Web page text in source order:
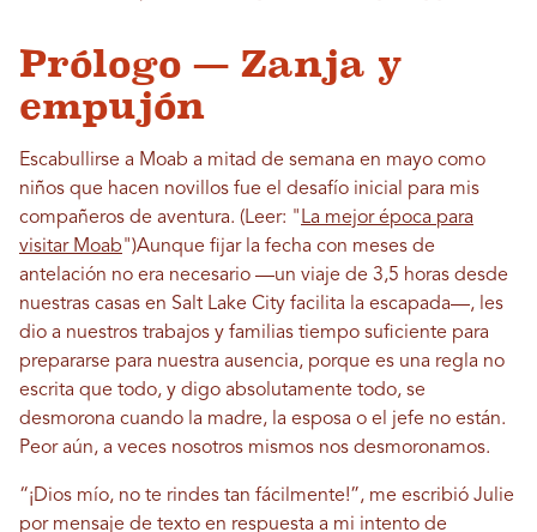
Prólogo — Zanja y
empujón
Escabullirse a Moab a mitad de semana en mayo como
niños que hacen novillos fue el desafío inicial para mis
compañeros de aventura. (Leer: " La mejor época para
visitar Moab")Aunque fijar la fecha con meses de
antelación no era necesario —un viaje de 3,5 horas desde
nuestras casas en Salt Lake City facilita la escapada—, les
dio a nuestros trabajos y familias tiempo suficiente para
prepararse para nuestra ausencia, porque es una regla no
escrita que todo, y digo absolutamente todo, se
desmorona cuando la madre, la esposa o el jefe no están.
Peor aún, a veces nosotros mismos nos desmoronamos.
“¡Dios mío, no te rindes tan fácilmente!”, me escribió Julie
por mensaje de texto en respuesta a mi intento de